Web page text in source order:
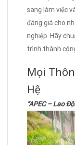
sang làm việc
đáng giá cho
nghiệp. Hãy
trình thành
Mọi
Hệ
“APEC – Lao